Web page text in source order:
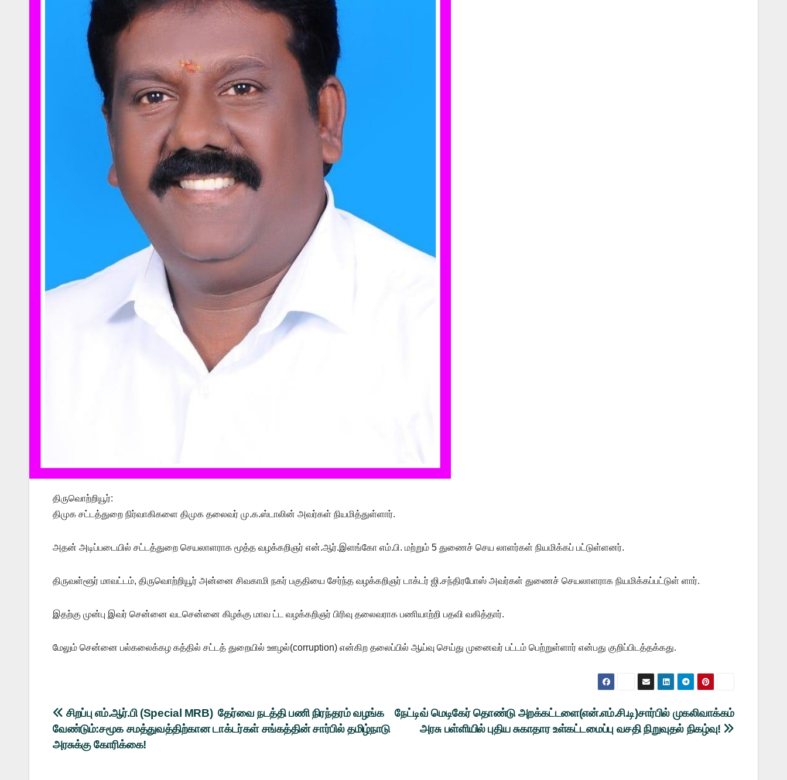
திருவொற்றியூர்:
திமுக சட்டத்துறை நிர்வாகிகளை திமுக தலைவர் மு.க.ஸ்டாலின் அவர்கள் நியமித்துள்ளார்.
அதன் அடிப்படையில் சட்டத்துறை செயலாளராக மூத்த வழக்கறிஞர் என்.ஆர்.இளங்கோ எம்.பி. மற்றும் 5 துணைச் செய லாளர்கள் நியமிக்கப் பட்டுள்ளனர்.
திருவள்ளூர் மாவட்டம், திருவொற்றியூர் அன்னை சிவகாமி நகர் பகுதியை சேர்ந்த வழக்கறிஞர் டாக்டர் ஜி.சந்திரபோஸ் அவர்கள் துணைச் செயலாளராக நியமிக்கப்பட்டுள் ளார்.
இதற்கு முன்பு இவர் சென்னை வடசென்னை கிழக்கு மாவ ட்ட வழக்கறிஞர் பிரிவு தலைவராக பணியாற்றி பதவி வகித்தார்.
மேலும் சென்னை பல்கலைக்கழ கத்தில் சட்டத் துறையில் ஊழல்(corruption) என்கிற தலைப்பில் ஆய்வு செய்து முனைவர் பட்டம் பெற்றுள்ளார் என்பது குறிப்பிடத்தக்கது.
Post
navigation
நேட்டிவ் மெடிகேர் தொண்டு அறக்கட்டளை(என்.எம்.சி.டி)சார்பில் முகலிவாக்கம்
அரசு பள்ளியில் புதிய சுகாதார உள்கட்டமைப்பு வசதி நிறுவுதல் நிகழ்வு!
சிறப்பு எம்.ஆர்.பி (Special MRB) தேர்வை நடத்தி பணி நிரந்தரம் வழங்க
வேண்டும்:சமூக சமத்துவத்திற்கான டாக்டர்கள் சங்கத்தின் சார்பில் தமிழ்நாடு
அரசுக்கு கோரிக்கை!